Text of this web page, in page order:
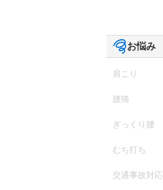
お悩み
肩こり
腰痛
ぎっくり腰
むち打ち
交通事故対応